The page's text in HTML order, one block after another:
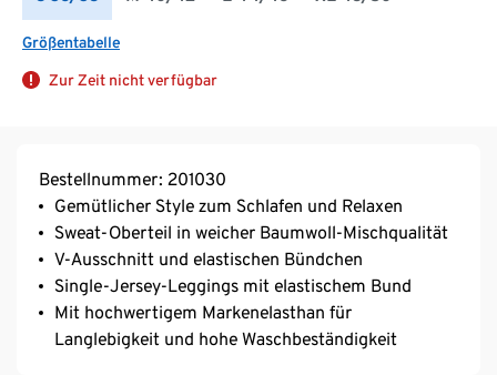
Größentabelle
Zur Zeit nicht verfügbar
Bestellnummer: 201030
Gemütlicher Style zum Schlafen und Relaxen
Sweat-Oberteil in weicher Baumwoll-Mischqualität
V-Ausschnitt und elastischen Bündchen
Single-Jersey-Leggings mit elastischem Bund
Mit hochwertigem Markenelasthan für
Langlebigkeit und hohe Waschbeständigkeit